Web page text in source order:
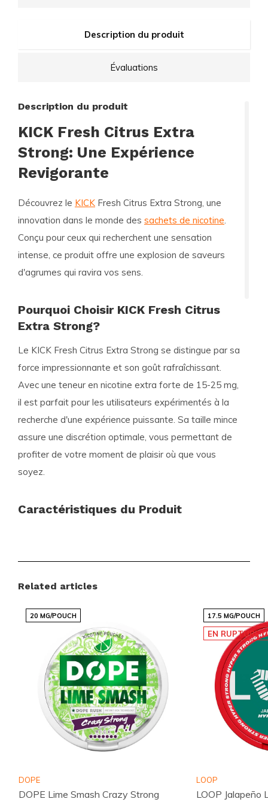
Description du produit
Évaluations
Description du produit
KICK Fresh Citrus Extra
Strong: Une Expérience
Revigorante
Découvrez le KICK Fresh Citrus Extra Strong, une
innovation dans le monde des sachets de nicotine.
Conçu pour ceux qui recherchent une sensation
intense, ce produit offre une explosion de saveurs
d'agrumes qui ravira vos sens.
Pourquoi Choisir KICK Fresh Citrus
Extra Strong?
Le KICK Fresh Citrus Extra Strong se distingue par sa
force impressionnante et son goût rafraîchissant.
Avec une teneur en nicotine extra forte de 15-25 mg,
il est parfait pour les utilisateurs expérimentés à la
recherche d'une expérience puissante. Sa taille mince
assure une discrétion optimale, vous permettant de
profiter de votre moment de plaisir où que vous
soyez.
Caractéristiques du Produit
Goût:Agrumes
Une Expérience Unique
Avec KICK Fresh Citrus Extra Strong, explorez un
monde de saveurs et de sensations. Ce produit est
idéal pour ceux qui cherchent à élever leur expérience
de nicotine à un niveau supérieur. Sa combinaison
unique de force et de saveur en fait un choix
incontournable pour les amateurs de sachets de
Related articles
20 MG/POUCH
DOPE
DOPE Lime Smash Crazy Strong
17.5 MG/POUCH
EN RUPTURE
LOOP
LOOP Jalapeño